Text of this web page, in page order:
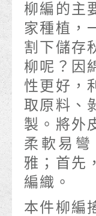
柳編的主
家種植，
割下儲存
柳呢？因
性更好，
取原料、
製。將外
柔軟易彎
雅；首先
編織。
本件柳編